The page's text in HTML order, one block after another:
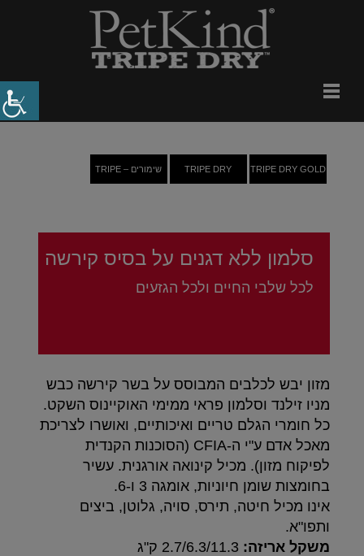
TRIPE DRY GOLD
TRIPE DRY שימורים – TRIPE
סלמון ללא דגנים על בסיס קירשה
לכל שלבי החיים ולכל הגזעים
מזון יבש לכלבים המבוסס על בשר קירשה כבש
מניו זילנד וסלמון פראי ממימי האוקיינוס השקט.
כל חומרי הגלם טריים ואיכותיים, ואושרו לצריכת
מאכל אדם ע"י ה-CFIA (הסוכנות הקנדית
לפיקוח מזון). מכיל קינואה אורגנית. עשיר
בחומצות שומן חיוניות, אומגה 3 ו-6.
אינו מכיל חיטה, תירס, סויה, גלוטן, ביצים
ותפו"א.
משקל אריזה: